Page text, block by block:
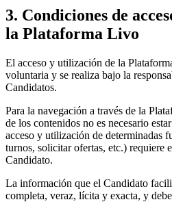
3. Condiciones de
la Plataforma Livo
El acceso y utilización de la
voluntaria y se realiza bajo la
Candidatos.
Para la navegación a través de la
de los contenidos no es necesario
acceso y utilización de determinadas
turnos, solicitar ofertas, etc.) requiere
Candidato.
La información que el Candidato
completa, veraz, lícita y exacta, y